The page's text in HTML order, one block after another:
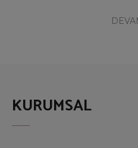
KURUMSAL